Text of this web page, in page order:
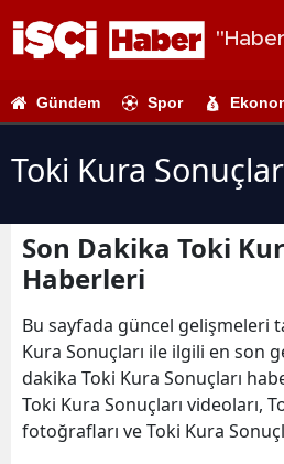
Gündem Spor
Toki Kura
Son Dakika Toki
Haberleri
Bu sayfada güncel gelişmeleri
Kura Sonuçları ile ilgili en son
dakika Toki Kura Sonuçları
Toki Kura Sonuçları videoları,
fotoğrafları ve Toki Kura